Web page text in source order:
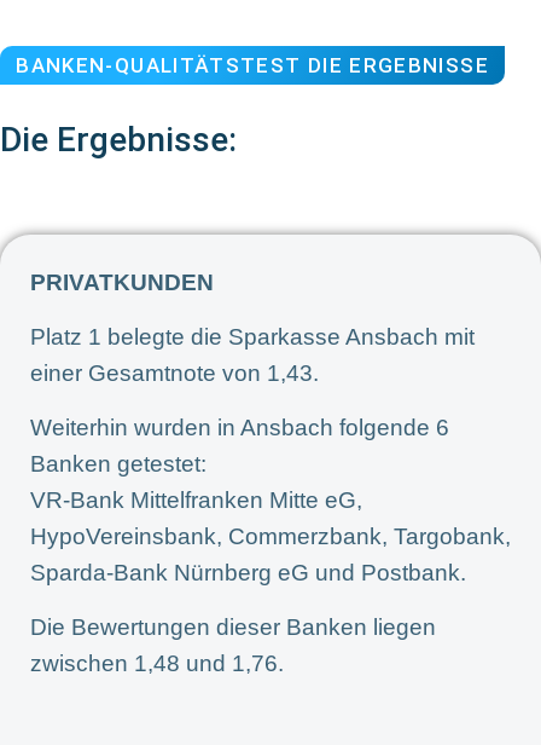
BANKEN-QUALITÄTSTEST DIE ERGEBNISSE
Die Ergebnisse:
PRIVATKUNDEN
Platz 1 belegte die Sparkasse Ansbach mit
einer Gesamtnote von 1,43.
Weiterhin wurden in Ansbach folgende 6
Banken getestet:
VR-Bank Mittelfranken Mitte eG,
HypoVereinsbank, Commerzbank, Targobank,
Sparda-Bank Nürnberg eG und Postbank.
Die Bewertungen dieser Banken liegen
zwischen 1,48 und 1,76.